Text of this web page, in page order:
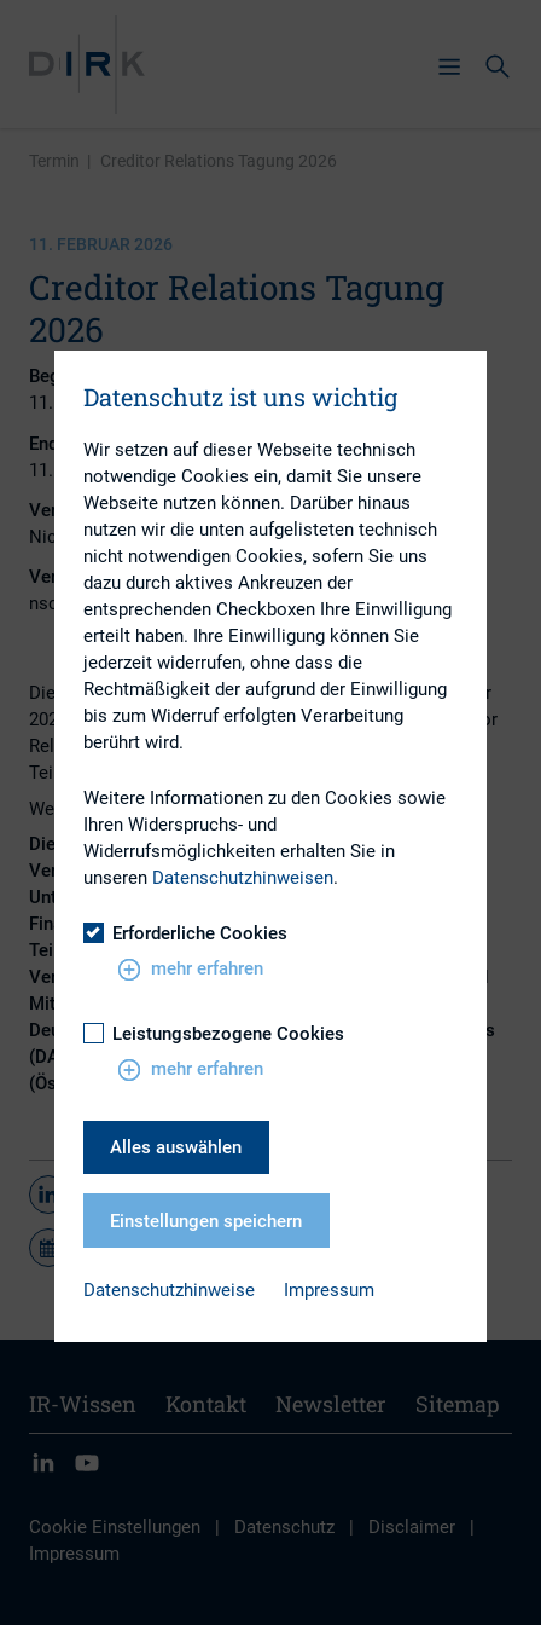
Termin | Creditor Relations Tagung 2026
11. FEBRUAR 2026
Creditor Relations Tagung
2026
Beginn:
11. Februar 2026
Ende:
11. Februar 2026
Veranstalter Ansprechpartner:
Nicole Schulz
Veranstalter E-Mail:
nschulz@dirk.org
Die dritte Creditor Relations Tagung bietet am 11. Februar
2026 eine Plattform für Experten aus dem Bereich Creditor
Relations. Ein spannendes Programm erwartet die
Teilnehmerinnen und Teilnehmer.
Weitere Infos finden Siehier.
Die
CRT 2026richtet sich anCFOs, Investor Relations-
Verantwortliche, Treasurer und Finanzentscheider
Unternehmen in einem zunehmend komplexen
Finanzumfeld zukunftssicher aufstellen möchten. Die
Teilnahme an der Veranstaltung steht allen Emittenten-
Vertretern offen, insbesondere auch Mitarbeiterinnen und
Mitarbeitern von Mitgliedsunternehmen des Verbands
Deutscher Treasurer (VDT), des Deutschen Aktieninstituts
(DAI) sowie den DIRK-Schwesterverbänden CIRA
(Österreich) und IR club (Schweiz).
Teilen
IR-Wissen Kontakt Newsletter Sitemap
Cookie Einstellungen | Datenschutz | Disclaimer
|
Impressum
Datenschutz ist uns wichtig
Wir setzen auf dieser Webseite technisch
notwendige Cookies ein, damit Sie unsere
Webseite nutzen können. Darüber hinaus
nutzen wir die unten aufgelisteten technisch
nicht notwendigen Cookies, sofern Sie uns
dazu durch aktives Ankreuzen der
entsprechenden Checkboxen Ihre Einwilligung
erteilt haben. Ihre Einwilligung können Sie
jederzeit widerrufen, ohne dass die
Rechtmäßigkeit der aufgrund der Einwilligung
bis zum Widerruf erfolgten Verarbeitung
berührt wird.
Weitere Informationen zu den Cookies sowie
Ihren Widerspruchs- und
Widerrufsmöglichkeiten erhalten Sie in
unseren Datenschutzhinweisen.
Erforderliche Cookies
mehr erfahren
Leistungsbezogene Cookies
mehr erfahren
Alles auswählen
Einstellungen speichern
Datenschutzhinweise Impressum